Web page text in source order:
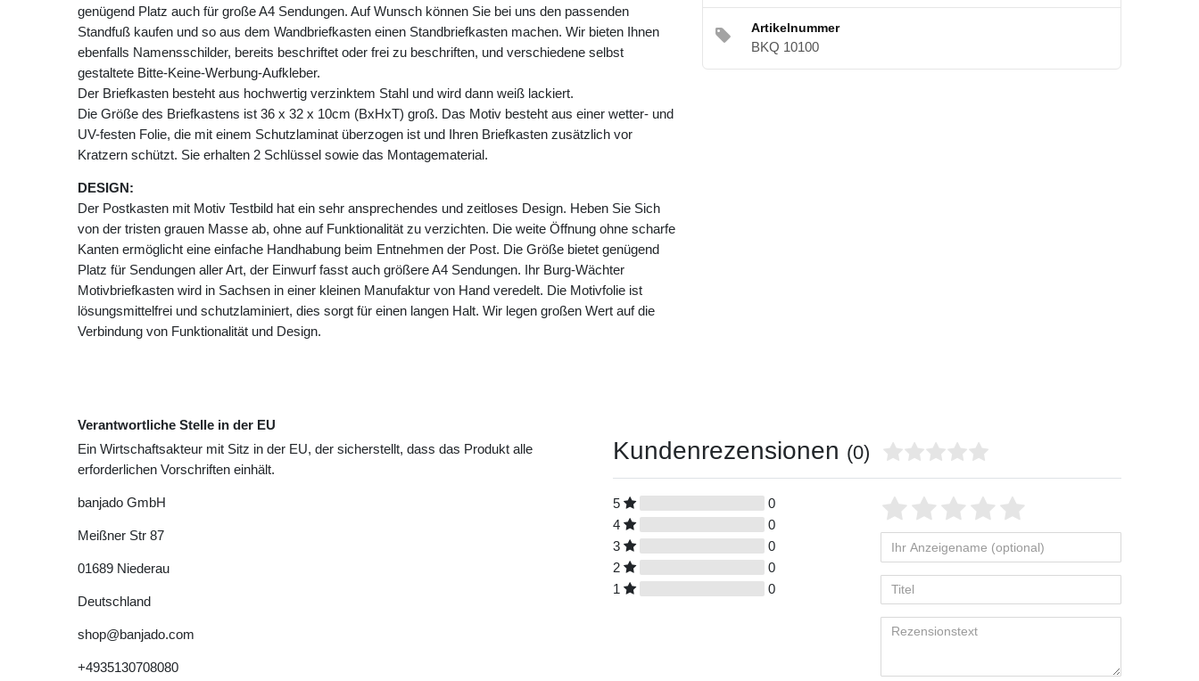
genügend Platz auch für große A4 Sendungen. Auf Wunsch können Sie bei uns den passenden
Standfuß kaufen und so aus dem Wandbriefkasten einen Standbriefkasten machen. Wir bieten Ihnen
ebenfalls Namensschilder, bereits beschriftet oder frei zu beschriften, und verschiedene selbst
gestaltete Bitte-Keine-Werbung-Aufkleber.
Der Briefkasten besteht aus hochwertig verzinktem Stahl und wird dann weiß lackiert.
Die Größe des Briefkastens ist 36 x 32 x 10cm (BxHxT) groß. Das Motiv besteht aus einer wetter- und
UV-festen Folie, die mit einem Schutzlaminat überzogen ist und Ihren Briefkasten zusätzlich vor
Kratzern schützt. Sie erhalten 2 Schlüssel sowie das Montagematerial.
DESIGN:
Der Postkasten mit Motiv Testbild hat ein sehr ansprechendes und zeitloses Design. Heben Sie Sich
von der tristen grauen Masse ab, ohne auf Funktionalität zu verzichten. Die weite Öffnung ohne scharfe
Kanten ermöglicht eine einfache Handhabung beim Entnehmen der Post. Die Größe bietet genügend
Platz für Sendungen aller Art, der Einwurf fasst auch größere A4 Sendungen. Ihr Burg-Wächter
Motivbriefkasten wird in Sachsen in einer kleinen Manufaktur von Hand veredelt. Die Motivfolie ist
lösungsmittelfrei und schutzlaminiert, dies sorgt für einen langen Halt. Wir legen großen Wert auf die
Verbindung von Funktionalität und Design.
Artikelnummer
BKQ 10100
Verantwortliche Stelle in der EU
Ein Wirtschaftsakteur mit Sitz in der EU, der sicherstellt, dass das Produkt alle
erforderlichen Vorschriften einhält.
banjado GmbH
Meißner Str 87
01689 Niederau
Deutschland
shop@banjado.com
+4935130708080
Kundenrezensionen (0)
5
0
4
0
3
0
2
0
1
0